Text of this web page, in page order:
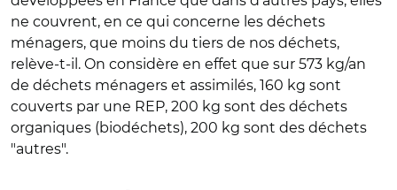
ne couvrent, en ce qui concerne les déchets
ménagers, que moins du tiers de nos déchets,
relève-t-il. On considère en effet que sur 573 kg/an
de déchets ménagers et assimilés, 160 kg sont
couverts par une REP, 200 kg sont des déchets
organiques (biodéchets), 200 kg sont des déchets
"autres".